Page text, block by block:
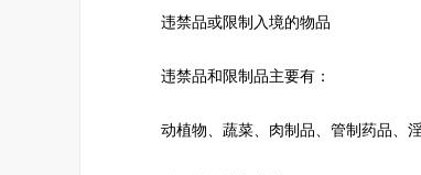
违禁品或限制入境的物品
违禁品和限制品主要有：
动植物、蔬菜、肉制品、管制药品、淫